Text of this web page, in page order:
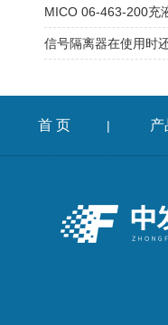
MICO 06-463-200充
信号隔离器在使用时
首 页 | 产